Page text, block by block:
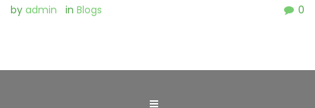
by admin in Blogs 0